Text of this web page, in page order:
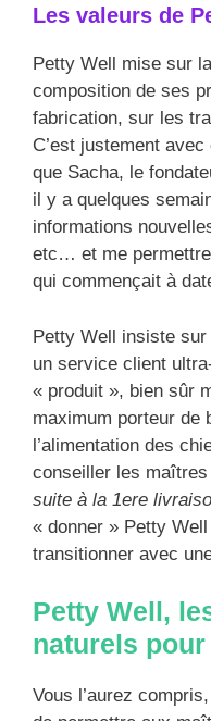
Les valeurs de
Petty Well mise sur
composition de ses
fabrication, sur les
C’est justement
que Sacha, le
il y a quelques
informations
etc… et me
qui commençait à
Petty Well insiste
un service client
« produit », bien sûr
maximum porteur de
l’alimentation des
conseiller les maîtres
suite à la 1ere
« donner » Petty
transitionner avec
Petty Well,
naturels
Vous l’aurez